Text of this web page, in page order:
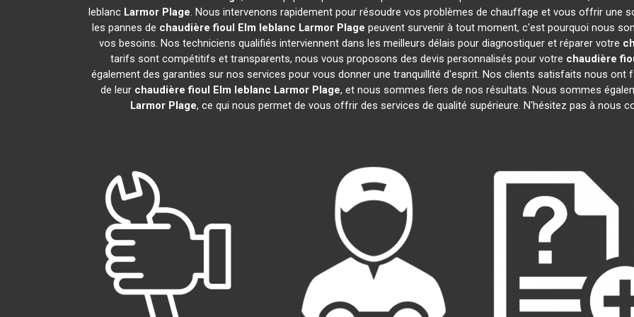
leblanc Larmor Plage. Nous intervenons rapidement pour résoudre vos problèmes de chauffage et vous offrir une
les pannes de chaudière fioul Elm leblanc Larmor Plage peuvent survenir à tout moment, c'est pourquoi nous
vos besoins. Nos techniciens qualifiés interviennent dans les meilleurs délais pour diagnostiquer et réparer votre
tarifs sont compétitifs et transparents, nous vous proposons des devis personnalisés pour votre chaudière
également des garanties sur nos services pour vous donner une tranquillité d'esprit. Nos clients satisfaits nous
de leur chaudière fioul Elm leblanc Larmor Plage, et nous sommes fiers de nos résultats. Nous sommes
Larmor Plage, ce qui nous permet de vous offrir des services de qualité supérieure. N'hésitez pas à nous